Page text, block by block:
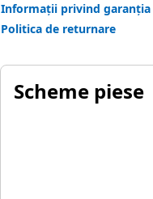
Informații privind garanția
Politica de returnare
Scheme piese